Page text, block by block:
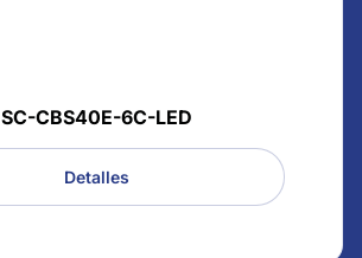
SC-CBS40E-6C-LED
Detalles